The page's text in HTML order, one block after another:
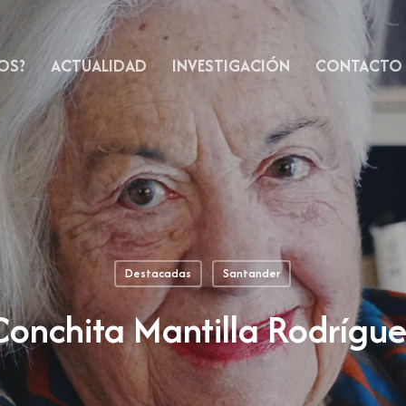
ACTUALIDAD INVESTIGACIÓN CONTACTO
Destacadas Santander
Mantilla